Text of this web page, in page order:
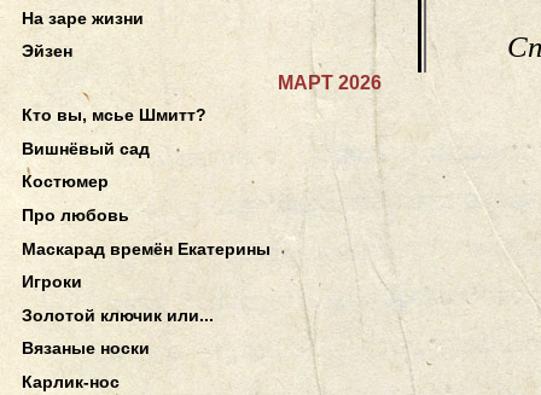
На заре жизни
Эйзен
МАРТ 2026
Кто вы, мсье Шмитт?
Вишнёвый сад
Костюмер
Про любовь
Маскарад времён Екатерины
Игроки
Золотой ключик или...
Вязаные носки
Карлик-нос